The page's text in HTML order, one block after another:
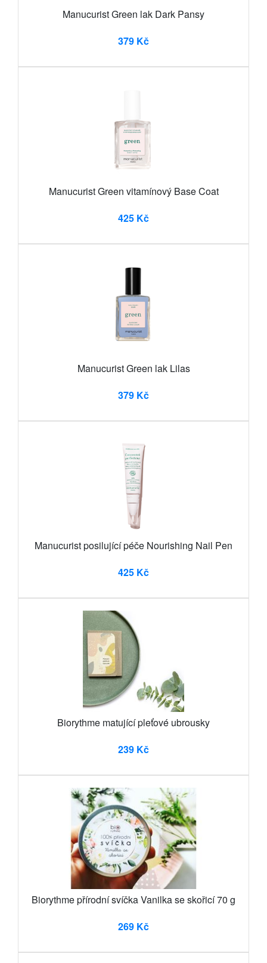
Manucurist Green lak Dark Pansy
379 Kč
Manucurist Green vitamínový Base Coat
425 Kč
Manucurist Green lak Lilas
379 Kč
Manucurist posilující péče Nourishing Nail Pen
425 Kč
Biorythme matující pleťové ubrousky
239 Kč
Biorythme přírodní svíčka Vanilka se skořicí 70 g
269 Kč